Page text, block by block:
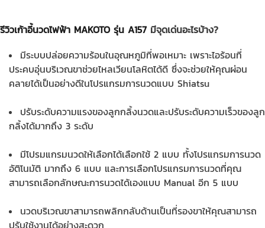
รีวิวเก้าอี้นวดไฟฟ้า MAKOTO รุ่น A157 มีจุดเด่นอะไรบ้าง?
มีระบบปล่อยความร้อนในอุณหภูมิที่พอเหมาะ เพราะไอร้อนที่
ประคบอุ่นบริเวณขาช่วยไหลเวียนโลหิตได้ดี ซึ่งจะช่วยให้คุณผ่อน
คลายได้เป็นอย่างดีในโปรแกรมการนวดแบบ Shiatsu
ปรับระดับความแรงของลูกกลิ้งนวดและปรับระดับความเร็วของลูก
กลิ้งได้มากถึง 3 ระดับ
มีโปรมแกรมนวดให้เลือกได้เลือกใช้ 2 แบบ ทั้งโปรแกรมการนวด
อัติโนมัติ มากถึง 6 แบบ และการเลือกโปรแกรมการนวดที่คุณ
สามารถเลือกลักษณะการนวดได้เองแบบ Manual อีก 5 แบบ
นวดบริเวณขาสามารถพลิกกลับด้านเป็นที่รองขาให้คุณสามารถ
ปรับใช้งานได้อย่างสะดวก